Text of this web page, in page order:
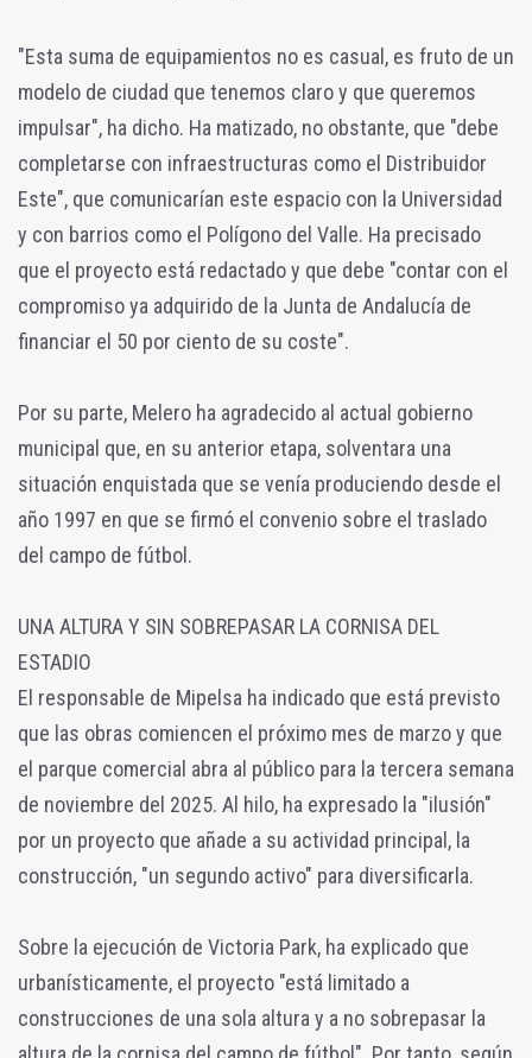
"Esta suma de equipamientos no es casual, es fruto de un
modelo de ciudad que tenemos claro y que queremos
impulsar", ha dicho. Ha matizado, no obstante, que "debe
completarse con infraestructuras como el Distribuidor
Este", que comunicarían este espacio con la Universidad
y con barrios como el Polígono del Valle. Ha precisado
que el proyecto está redactado y que debe "contar con el
compromiso ya adquirido de la Junta de Andalucía de
financiar el 50 por ciento de su coste".
Por su parte, Melero ha agradecido al actual gobierno
municipal que, en su anterior etapa, solventara una
situación enquistada que se venía produciendo desde el
año 1997 en que se firmó el convenio sobre el traslado
del campo de fútbol.
UNA ALTURA Y SIN SOBREPASAR LA CORNISA DEL
ESTADIO
El responsable de Mipelsa ha indicado que está previsto
que las obras comiencen el próximo mes de marzo y que
el parque comercial abra al público para la tercera semana
de noviembre del 2025. Al hilo, ha expresado la "ilusión"
por un proyecto que añade a su actividad principal, la
construcción, "un segundo activo" para diversificarla.
Sobre la ejecución de Victoria Park, ha explicado que
urbanísticamente, el proyecto "está limitado a
construcciones de una sola altura y a no sobrepasar la